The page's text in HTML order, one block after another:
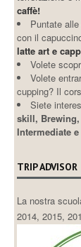
caffè!
Puntate
con il
latte art e
Volete
Volete
cupping? Il
Siete
skill, Brewing,
Intermediate
TRIP ADVISOR
La nostra
2014, 2015,